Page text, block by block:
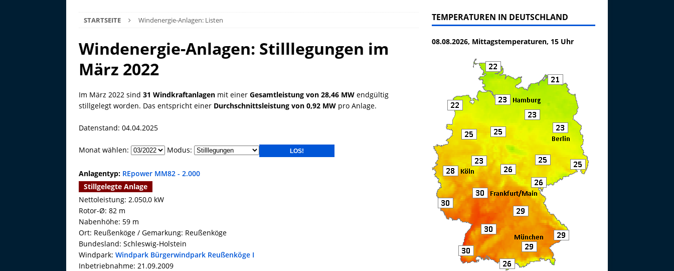
STARTSEITE Windenergie-Anlagen: Listen
Windenergie-Anlagen: Stilllegungen im
März 2022
Im März 2022 sind 31 Windkraftanlagen mit einer Gesamtleistung von 28,46 MW endgültig
stillgelegt worden. Das entspricht einer Durchschnittsleistung von 0,92 MW pro Anlage.
Datenstand: 04.04.2025
Monat wählen: Modus:
Anlagentyp: REpower MM82 - 2.000
Stillgelegte Anlage
Nettoleistung: 2.050,0 kW
Rotor-Ø: 82 m
Nabenhöhe: 59 m
Ort: Reußenköge / Gemarkung: Reußenköge
Bundesland: Schleswig-Holstein
Windpark: Windpark Bürgerwindpark Reußenköge I
Inbetriebnahme: 21.09.2009
TEMPERATUREN IN DEUTSCHLAND
08.08.2026, Mittagstemperaturen, 15 Uhr